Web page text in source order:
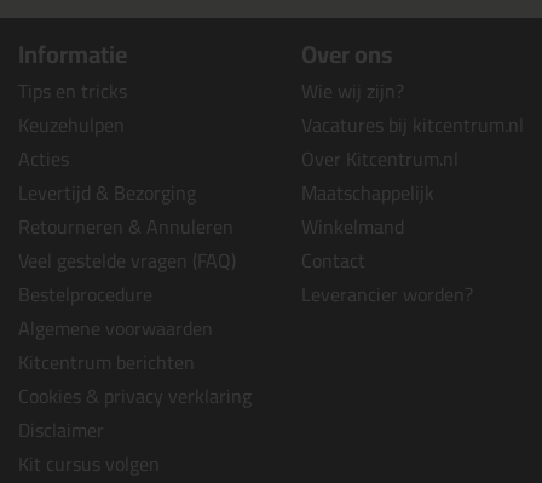
Informatie
Tips en tricks
Keuzehulpen
Acties
Levertijd & Bezorging
Retourneren & Annuleren
Veel gestelde vragen (FAQ)
Bestelprocedure
Algemene voorwaarden
Kitcentrum berichten
Cookies & privacy verklaring
Disclaimer
Kit cursus volgen
Over ons
Wie wij zijn?
Vacatures bij kitcentrum.nl
Over Kitcentrum.nl
Maatschappelijk
Winkelmand
Contact
Leverancier worden?